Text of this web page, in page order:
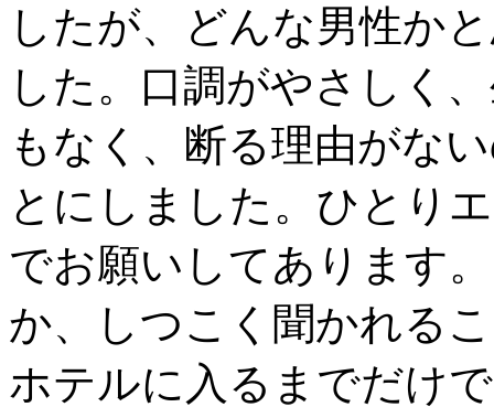
したが、どんな男性か
した。口調がやさしく
もなく、断る理由がな
とにしました。ひとり
でお願いしてあります
か、しつこく聞かれる
ホテルに入るまでだけ